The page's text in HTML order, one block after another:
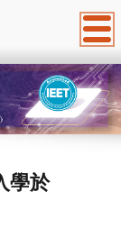
學於